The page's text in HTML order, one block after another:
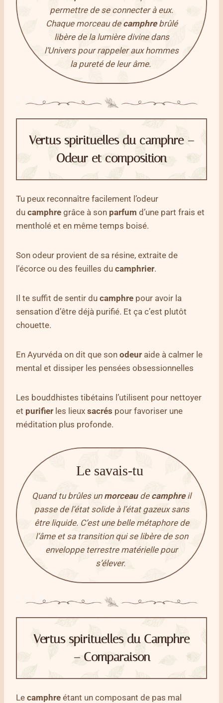
permettre de se connecter à eux.
Chaque morceau de camphrebrûlé
libère de la lumière divine dans
l’Univers pour rappeler aux hommes
la pureté de leur âme.
Vertus spirituelles du camphre –
Odeur et composition
Tu peux reconnaître facilement l’odeur
du camphre grâce à son parfum d’une part frais et
mentholé et en même temps boisé.
Son odeur provient de sa résine, extraite de
l’écorce ou des feuilles du camphrier.
Il te suffit de sentir du camphre pour avoir la
sensation d’être déjà purifié. Et ça c’est plutôt
chouette.
En Ayurvéda on dit que son odeur aide à calmer le
mental et dissiper les pensées obsessionnelles
Les bouddhistes tibétains l’utilisent pour nettoyer
et purifier les lieux sacrés pour favoriser une
méditation plus profonde.
Le savais-tu
Quand tu brûles un morceaude camphreil
passe de l’état solide à l’état gazeux sans
être liquide. C’est une belle métaphore de
l’âme et sa transition qui se libère de son
enveloppe terrestre matérielle pour
s’élever.
Vertus spirituelles du Camphre
– Comparaison
Le camphre étant un composant de pas mal